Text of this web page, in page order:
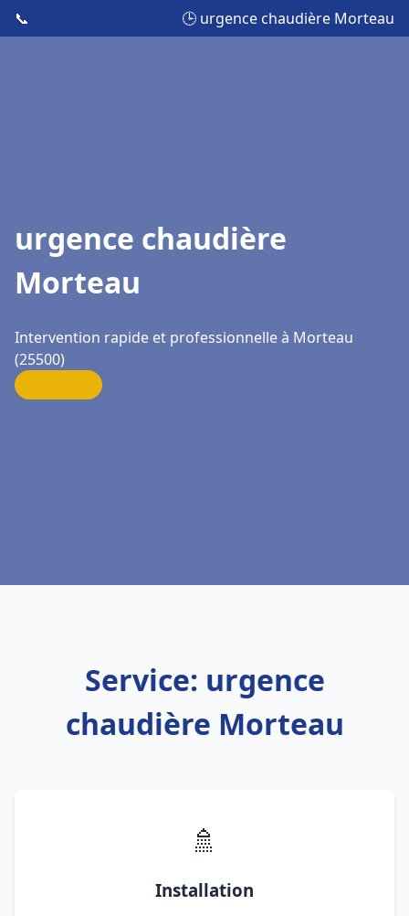
📞 🕒 urgence chaudière Morteau
urgence chaudière
Morteau
Intervention rapide et professionnelle à Morteau
(25500)
Service: urgence
chaudière Morteau
🚿
Installation